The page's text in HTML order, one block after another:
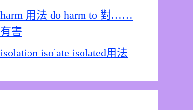
harm 用法 do harm to 對……
有害
isolation isolate isolated用法